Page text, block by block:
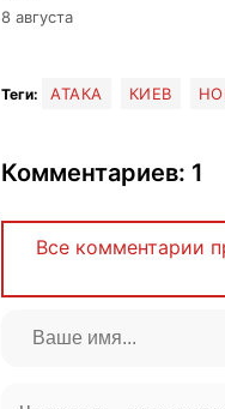
8 августа
Теги: АТАКА КИЕВ
Комментариев: 1
Все комментарии